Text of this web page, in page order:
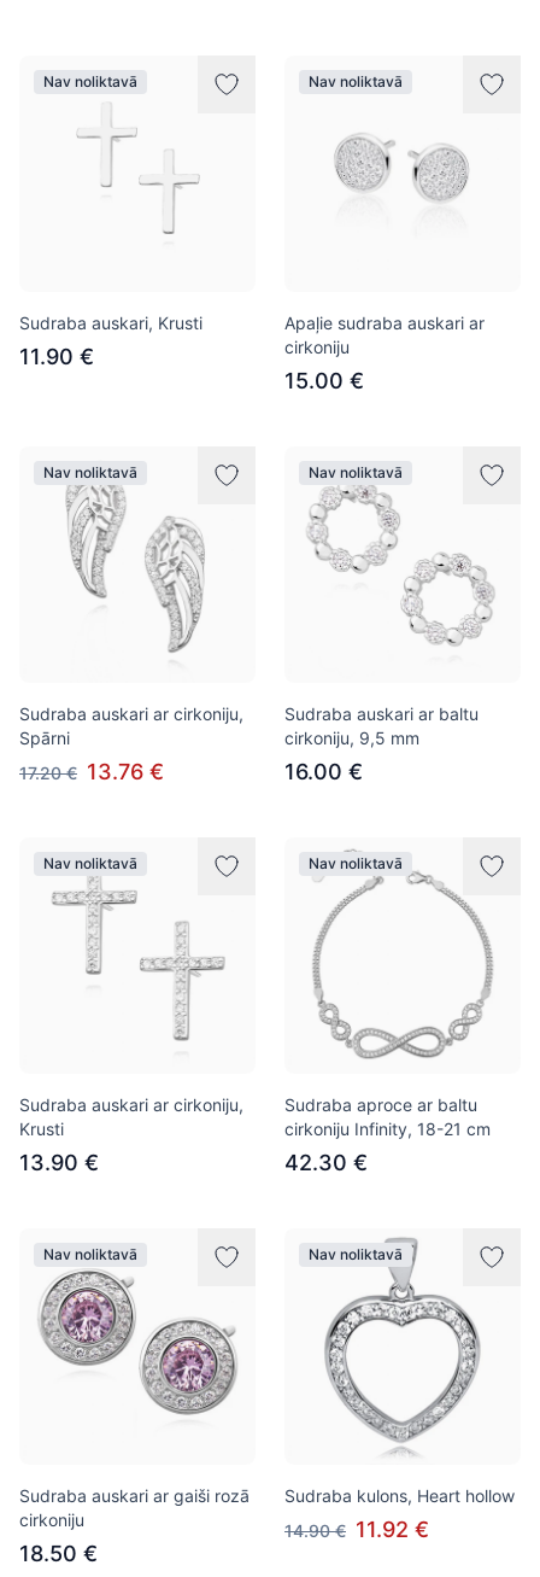
Nav noliktavā
Sudraba auskari, Krusti
11.90 €
Nav noliktavā
Apaļie sudraba auskari ar
cirkoniju
15.00 €
Nav noliktavā
Sudraba auskari ar cirkoniju,
Spārni
17.20 € 13.76 €
Nav noliktavā
Sudraba auskari ar baltu
cirkoniju, 9,5 mm
16.00 €
Nav noliktavā
Sudraba auskari ar cirkoniju,
Krusti
13.90 €
Nav noliktavā
Sudraba aproce ar baltu
cirkoniju Infinity, 18-21 cm
42.30 €
Nav noliktavā
Sudraba auskari ar gaiši rozā
cirkoniju
18.50 €
Nav noliktavā
Sudraba kulons, Heart hollow
14.90 € 11.92 €